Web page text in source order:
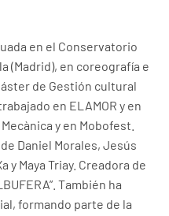
en el Conservatorio
(Madrid), en coreografía e
de Gestión cultural
en ELAMOR y en
y en Mobofest.
Daniel Morales, Jesús
y Maya Triay. Creadora de
También ha
formando parte de la